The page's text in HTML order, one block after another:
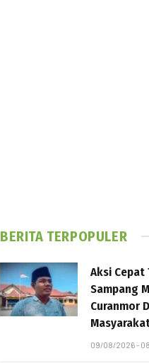
BERITA TERPOPULER
Aksi Cepat
Sampang
Curanmor
09/08/2026 -